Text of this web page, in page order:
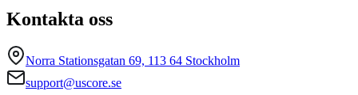
Kontakta oss
Norra Stationsgatan 69, 113 64 Stockholm
support@uscore.se